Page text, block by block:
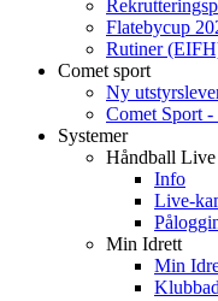
Flatebycup
Rutiner
Comet sport
Ny
Comet Sport
Systemer
Håndball Live
Info
Live-
Min Idrett
Min